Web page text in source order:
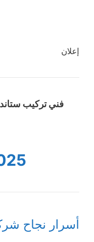
إعلان
فني تركيب
أسرار نجاح